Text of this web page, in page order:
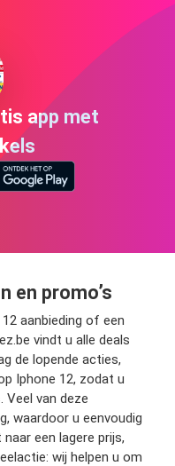
app met
en promo’s
aanbieding of een
vindt u alle deals
de lopende acties,
Iphone 12, zodat u
van deze
waardoor u eenvoudig
een lagere prijs,
wij helpen u om